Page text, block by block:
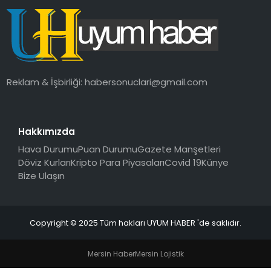
SAĞLIK
MAGAZIN
YAŞAM
Reklam & İşbirliği:habersonuclari@gmail.com
Hakkımızda
Hava DurumuPuan DurumuGazete Manşetleri
Döviz KurlarıKripto Para PiyasalarıCovid 19Künye
Bize Ulaşın
Copyright © 2025 Tüm hakları UYUM HABER 'de saklıdır.
Mersin HaberMersin Lojistik